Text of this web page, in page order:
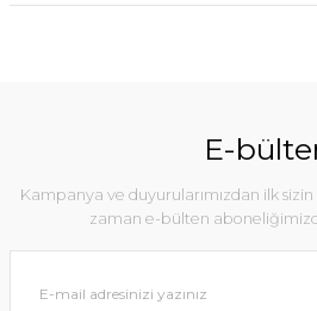
E-
Kampanya ve duyurularımızdan ilk
zaman e-bülten